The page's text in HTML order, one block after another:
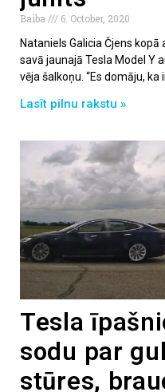
Baiba
6. October, 2020
Nataniels Galicia Čjens
savā jaunajā Tesla Model Y
vēja šalkoņu. “Es domāju, ka
Lasīt pilnu rakstu »
Tesla
sodu par
stūres,